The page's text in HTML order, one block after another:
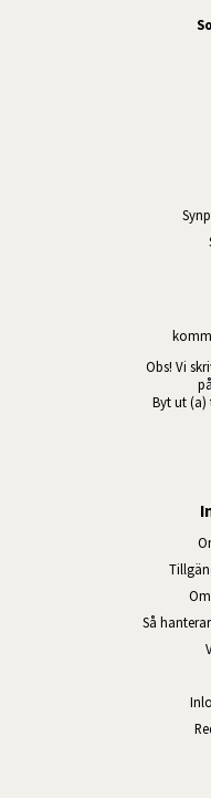
Obs! Vi
Byt ut (a)
Så